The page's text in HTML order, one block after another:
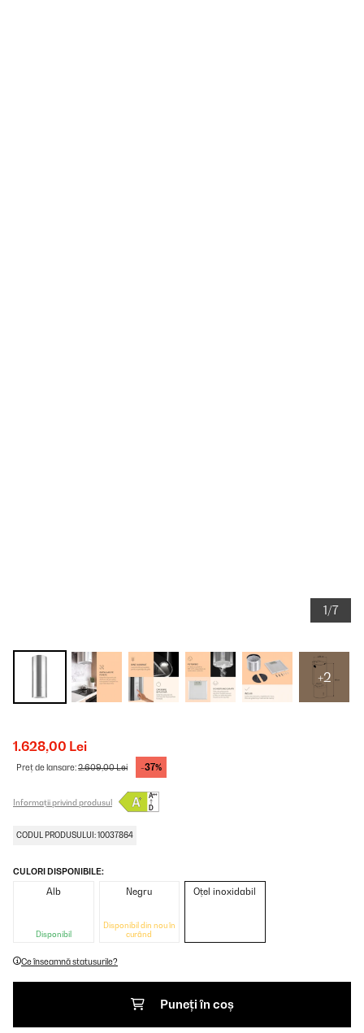
1/7
+2
1.628,00 Lei
Preț de lansare:2.609,00 Lei -37%
Informații privind produsul
CODUL PRODUSULUI: 10037864
CULORI DISPONIBILE:
Alb
Disponibil
Negru
Disponibil din nou în
curând
Oțel inoxidabil
Ce înseamnă statusurile?
Puneți în coș